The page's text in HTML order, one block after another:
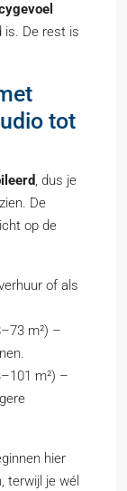
is. De rest is
tot
, dus je
De
op de
of als
m²) –
m²) –
hier
terwijl je wél